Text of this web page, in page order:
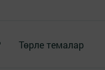
Төрле темалар